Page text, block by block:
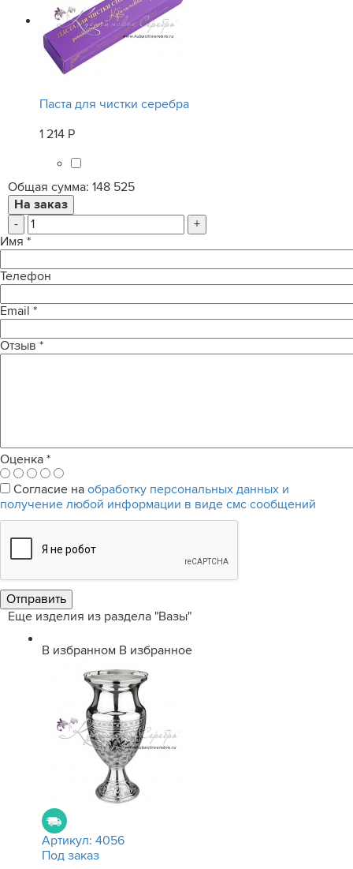
Паста для чистки серебра
1 214 Р
Общая сумма: 148 525
-
+
Имя *
Телефон
Email *
Отзыв *
Оценка *
Согласие на обработку персональных данных и
получение любой информации в виде смс сообщений
Еще изделия из раздела "Вазы"
В избранном В избранное
Артикул: 4056
Под заказ